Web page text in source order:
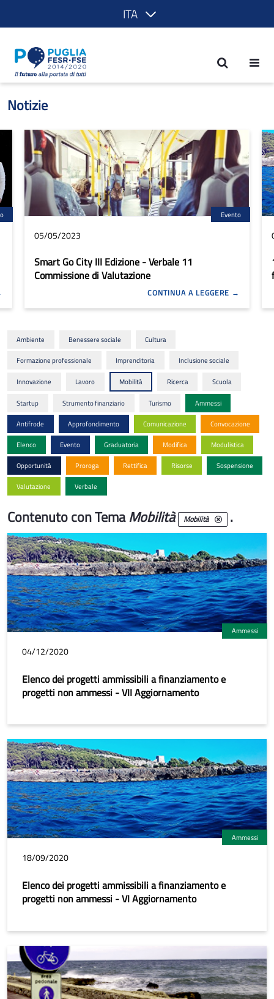
ITA
Notizie - POR Puglia 2014-2020
Notizie
Evento
05/05/2023
Smart Go City III Edizione - Verbale 11
Commissione di Valutazione
CONTINUA A LEGGERE
Contenuto con TemaMobilità Mobilità .
Ammessi
04/12/2020
Elenco dei progetti ammissibili a finanziamento e
progetti non ammessi - VII Aggiornamento
Ammessi
18/09/2020
Elenco dei progetti ammissibili a finanziamento e
progetti non ammessi - VI Aggiornamento
Ambiente Benessere sociale Cultura
Formazione professionale Imprenditoria Inclusione sociale
Innovazione Lavoro Mobilità Ricerca Scuola
Startup Strumento finanziario Turismo Ammessi
Antifrode Approfondimento Comunicazione Convocazione
Elenco Evento Graduatoria Modifica Modulistica
Opportunità Proroga Rettifica Risorse Sospensione
Valutazione Verbale